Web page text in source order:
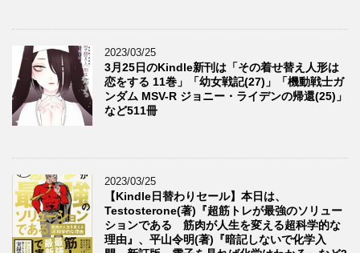
2023/03/25
3月25日のKindle新刊は「その着せ替え人形は
恋をする 11巻」「幼女戦記(27)」「機動戦士ガ
ンダム MSV-R ジョニー・ライデンの帰還(25)」
など511冊
2023/03/25
【Kindle日替わりセール】本日は、
Testosterone(著)『超筋トレが最強のソリュー
ションである 筋肉が人生を変える超科学的な
理由』、平山令明(著)『暗記しないで化学入